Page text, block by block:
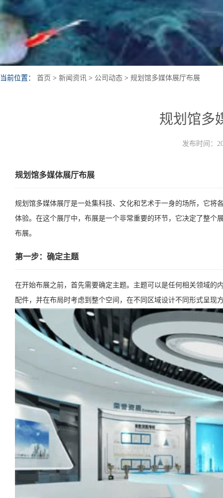
当前位置： 首页 > 新闻资讯 > 公司动态 > 规划馆多媒体展厅布展
规划馆多
发布时间：
规划馆多媒体展厅布展
规划馆多媒体展厅是一处集科技、文化和艺术于一身的场所，它
体验。在这个展厅中，布展是一个非常重要的环节，它决定了整
布展。
第一步：确定主题
在开始布展之前，首先需要确定主题。主题可以是任何相关领域
配件，并在布局时考虑到整个空间，在不同区域设计不同形式呈现